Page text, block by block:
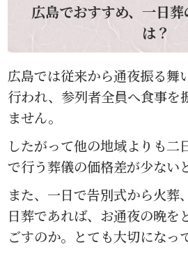
広島でおすすめ、一日
は？
広島では従来から通夜振る舞
行われ、参列者全員へ食事を
ません。
したがって他の地域よりも二
で行う葬儀の価格差が少ない
また、一日で告別式から火葬
日葬であれば、お通夜の晩を
ごすのか。とても大切になっ